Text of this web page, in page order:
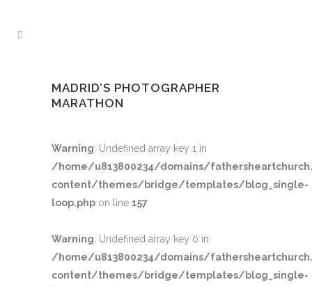
MADRID’S PHOTOGRAPHER
MARATHON
Warning: Undefined array key 1 in
/home/u813800234/domains/
content/themes/bridge/templates/blog_single-
loop.php on line 157
Warning: Undefined array key 0 in
/home/u813800234/domains/
content/themes/bridge/templates/blog_single-